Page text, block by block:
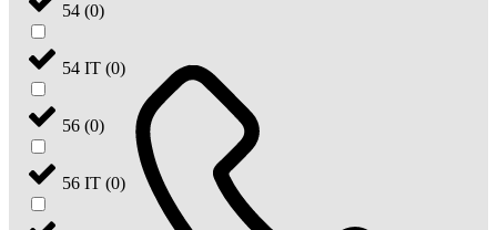
54 (0)
54 IT (0)
56 (0)
56 IT (0)